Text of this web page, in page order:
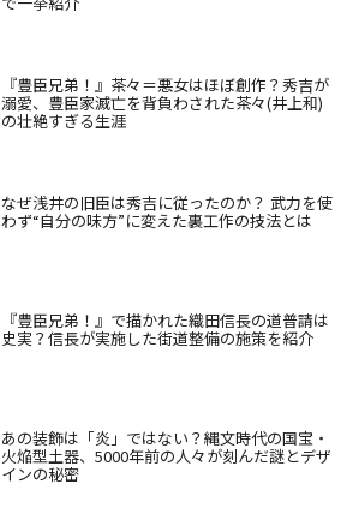
『豊臣兄弟！』茶々＝悪女はほぼ創作？秀吉が
溺愛、豊臣家滅亡を背負わされた茶々(井上和)
の壮絶すぎる生涯
なぜ浅井の旧臣は秀吉に従ったのか？ 武力を使
わず“自分の味方”に変えた裏工作の技法とは
『豊臣兄弟！』で描かれた織田信長の道普請は
史実？信長が実施した街道整備の施策を紹介
あの装飾は「炎」ではない？縄文時代の国宝・
火焔型土器、5000年前の人々が刻んだ謎とデザ
インの秘密